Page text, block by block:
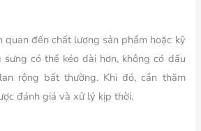
quan đến chất lượng sản phẩm hoặc kỹ
có thể kéo dài hơn, không có dấu
rộng bất thường. Khi đó, cần thăm
đánh giá và xử lý kịp thời.